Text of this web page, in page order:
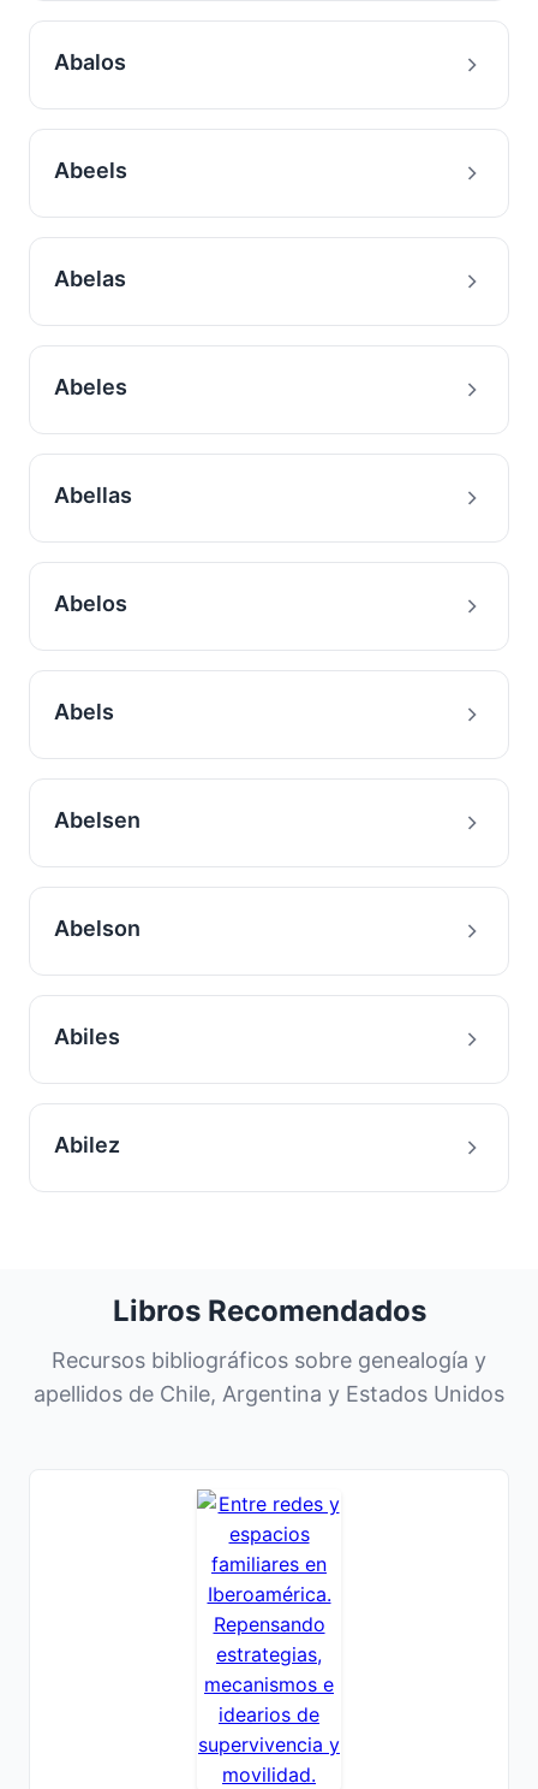
Abalos
Abeels
Abelas
Abeles
Abellas
Abelos
Abels
Abelsen
Abelson
Abiles
Abilez
Libros Recomendados
Recursos bibliográficos sobre genealogía y
apellidos de Chile, Argentina y Estados Unidos